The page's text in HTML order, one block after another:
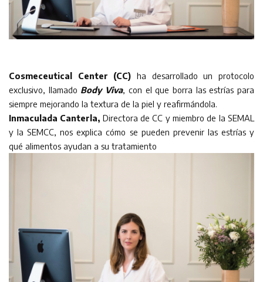
Cosmeceutical Center (CC) ha desarrollado un protocolo
exclusivo, llamado Body Viva, con el que borra las estrías para
siempre mejorando la textura de la piel y reafirmándola.
Inmaculada Canterla, Directora de CC y miembro de la SEMAL
y la SEMCC, nos explica cómo se pueden prevenir las estrías y
qué alimentos ayudan a su tratamiento